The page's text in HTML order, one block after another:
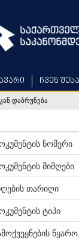
ჩვენ
დაბრუნება
ნომერი
მიმღები
თარიღი
ტიპი